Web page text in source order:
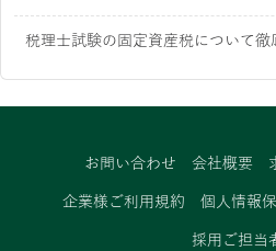
税理士試験の固定資産税について徹
お問い合わせ 会社概要
企業様ご利用規約 個人情報
採用ご担当